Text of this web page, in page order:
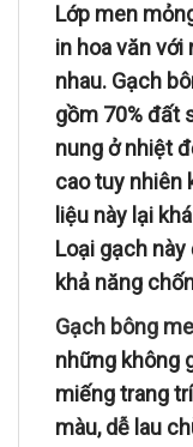
Lớp men
in hoa văn
nhau. Gạch
gồm 70% đất
nung ở nhiệt
cao tuy nhiên
liệu này lại
Loại gạch
khả năng
Gạch bông
những không
miếng trang
màu, dễ lau